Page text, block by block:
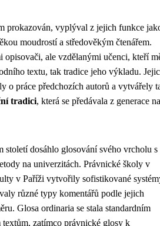
prokazován, vyplýval z jejich funkce
moudrostí a středověkým čtenářem.
opisovači, ale vzdělanými učenci, kteří
textu, tak tradice jeho výkladu.
o práce předchozích autorů a vytvářely
tradici, která se předávala z generace na
století dosáhlo glosování svého vrcholu s
na univerzitách. Právnické školy v
v Paříži vytvořily sofistikované
různé typy komentářů podle jejich
Glosa ordinaria se stala standardním
zatímco právnické glosy k